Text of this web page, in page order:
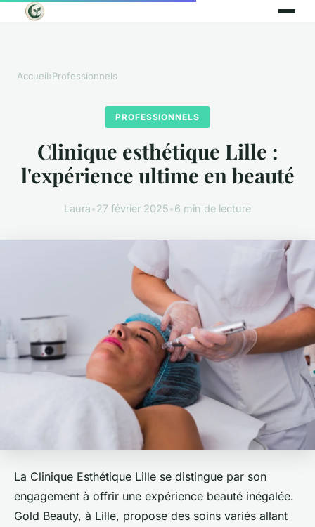
Accueil›Professionnels
PROFESSIONNELS
Clinique esthétique Lille :
l'expérience ultime en beauté
Laura•27 février 2025•6 min de lecture
La Clinique Esthétique Lille se distingue par son
engagement à offrir une expérience beauté inégalée.
Gold Beauty, à Lille, propose des soins variés allant